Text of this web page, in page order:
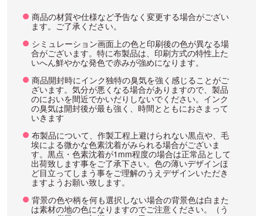
商品の材質や仕様など予告なく変更する場合がござい
ます。ご了承ください。
シミュレーション画面上の色と印刷後の色が異なる場
合がございます。特に布製品は、印刷方式の特性上た
いへん鮮やかな発色で赤みが強めになります。
商品開封時にインク独特の臭気を強く感じることがご
ざいます。気分が悪くなる場合がありますので、製品
のにおいを間近でかいだりしないでください。インク
の臭気は開封後が最も強く、時間とともにおさまって
いきます
布製品について、作製工程上避けられない黒点や、毛
埃による微かな色素沈着がみられる場合がございま
す。黒点・色素沈着が1mm程度の場合は正常品として
出荷致します事をご了承下さい。色の薄いデザインほ
ど目立ってしまう事をご理解のうえデザインいただき
ますようお願い致します。
背景の色や柄を何も選択しない場合の背景色は白また
は素材の地の色になりますのでご注意ください。（う